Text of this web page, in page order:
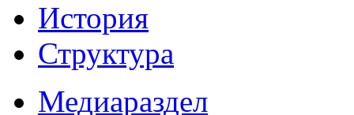
История
Структура
Медиараздел